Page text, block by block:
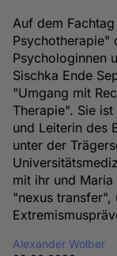
Auf dem
Psychotherapie"
Psychologinnen
Sischka Ende
"Umgang mit
Therapie". Sie
und Leiterin des
unter der
mit ihr und
"nexus transfer",
Alexander Wolber